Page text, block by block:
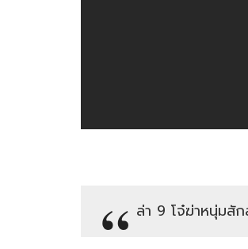
ล่า 9 โจ๋ฆ่าหนุ่มสั